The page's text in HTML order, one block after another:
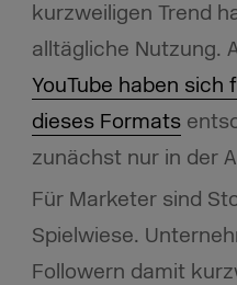
kurzweiligen Trend
alltägliche Nutzung.
YouTube haben sich
dieses Formats
zunächst nur in der
Für Marketer sind
Spielwiese.
Followern damit